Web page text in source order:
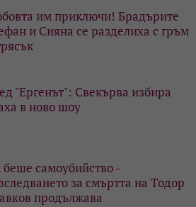
им приключи! Брадърите
и Сияна се разделиха с гръм
"Ергенът": Свекърва избира
в ново шоу
самоубийство -
за смъртта на Тодор
продължава